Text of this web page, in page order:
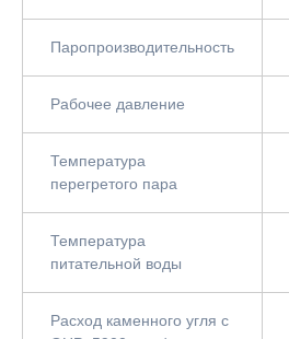
Паропроизводительность
Рабочее давление
Температура
перегретого пара
Температура
питательной воды
Расход каменного угля с